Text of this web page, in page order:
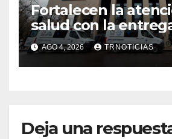
Fortalecen la
salud con la
nuevas
Cauquenes y
AGO 4, 2026 TRNOTICIAS
Deja una